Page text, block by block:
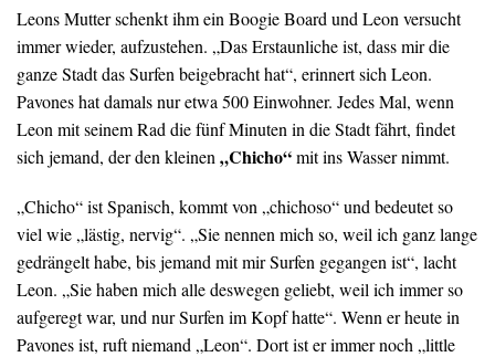
Leons Mutter schenkt ihm ein Boogie Board und Leon versucht
immer wieder, aufzustehen. „Das Erstaunliche ist, dass mir die
ganze Stadt das Surfen beigebracht hat“, erinnert sich Leon.
Pavones hat damals nur etwa 500 Einwohner. Jedes Mal, wenn
Leon mit seinem Rad die fünf Minuten in die Stadt fährt, findet
sich jemand, der den kleinen„Chicho“mit ins Wasser nimmt.
„Chicho“ ist Spanisch, kommt von „chichoso“ und bedeutet so
viel wie „lästig, nervig“. „Sie nennen mich so, weil ich ganz lange
gedrängelt habe, bis jemand mit mir Surfen gegangen ist“, lacht
Leon. „Sie haben mich alle deswegen geliebt, weil ich immer so
aufgeregt war, und nur Surfen im Kopf hatte“. Wenn er heute in
Pavones ist, ruft niemand „Leon“. Dort ist er immer noch „little